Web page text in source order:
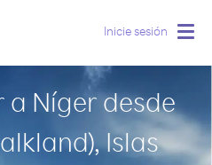
Inicie sesión
a Níger desde
Islas